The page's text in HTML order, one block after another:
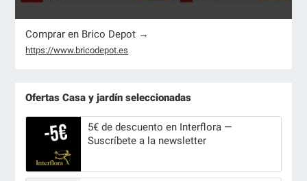
Comprar en Brico Depot →
https://www.bricodepot.es
Ofertas Casa y jardín seleccionadas
5€ de descuento en Interflora —
Suscríbete a la newsletter